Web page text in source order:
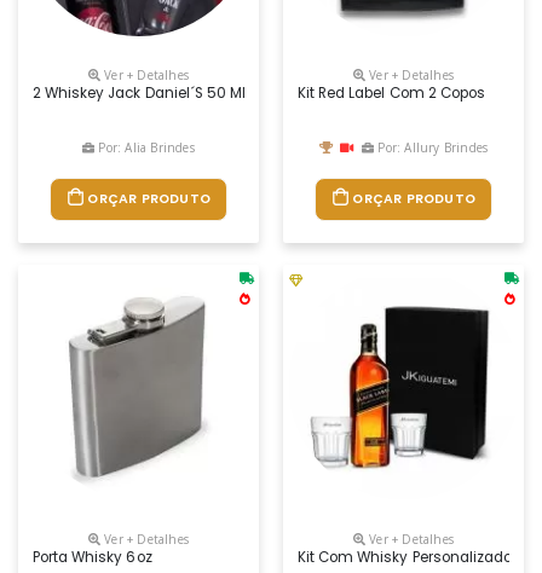
Ver + Detalhes
2 Whiskey Jack Daniel´s 50 Ml 1 Coca Cola 350ml 2 Copos De Vidro
Por: Alia Brindes
ORÇAR PRODUTO
Ver + Detalhes
Kit Red Label Com 2 Copos
Por: Allury Brindes
ORÇAR PRODUTO
Ver + Detalhes
Porta Whisky 6oz
Ver + Detalhes
Kit Com Whisky Personalizado